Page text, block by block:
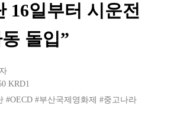
16일부터 시운전
돌입”
KRD1
#OECD #부산국제영화제 #중고나라